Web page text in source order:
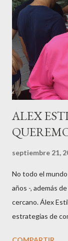
guardar reposo
gestación Marta
mamá feliz. Otro
sido el madrileño,
pasarelas ...
ALEX
septiembre 21,
No todo el
años -, además
cercano. Álex
estrategias de